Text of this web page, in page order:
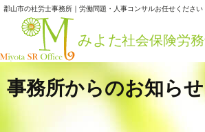
郡山市の社労士事務所｜労働問題・人事コンサルお任せください
事務所からのお知らせ